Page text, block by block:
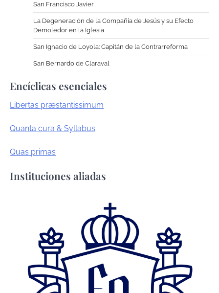
San Francisco Javier
La Degeneración de la Compañía de Jesús y su Efecto
Demoledor en la Iglesia
San Ignacio de Loyola: Capitán de la Contrarreforma
San Bernardo de Claraval
Encíclicas esenciales
Libertas præstantissimum
Quanta cura & Syllabus
Quas primas
Instituciones aliadas